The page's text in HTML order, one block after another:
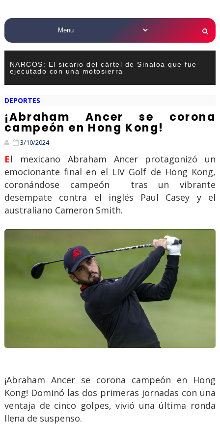
NARCOS: El sicario del cártel de Sinaloa que fue
ejecutado con una motosierra
DEPORTES
¡Abraham Ancer se corona
campeón en Hong Kong!
3/10/2024
El mexicano Abraham Ancer protagonizó un
emocionante final en el LIV Golf de Hong Kong,
coronándose campeón tras un vibrante
desempate contra el inglés Paul Casey y el
australiano Cameron Smith.
¡Abraham Ancer se corona campeón en Hong
Kong! Dominó las dos primeras jornadas con una
ventaja de cinco golpes, vivió una última ronda
llena de suspenso.